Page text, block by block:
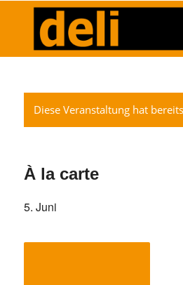
Diese Veranstaltung hat
À la carte
5. Juni